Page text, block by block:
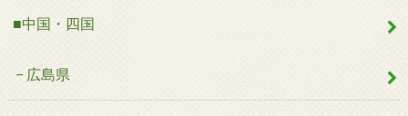
■中国・四国
広島県